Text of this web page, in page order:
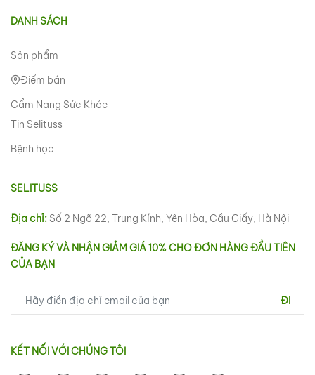
DANH SÁCH
Sản phẩm
Điểm bán
Cẩm Nang Sức Khỏe
Tin Selituss
Bệnh học
SELITUSS
Địa chỉ: Số 2 Ngõ 22, Trung Kính, Yên Hòa, Cầu Giấy, Hà Nội
ĐĂNG KÝ VÀ NHẬN GIẢM GIÁ 10% CHO ĐƠN HÀNG ĐẦU TIÊN
CỦA BẠN
ĐI
KẾT NỐI VỚI CHÚNG TÔI